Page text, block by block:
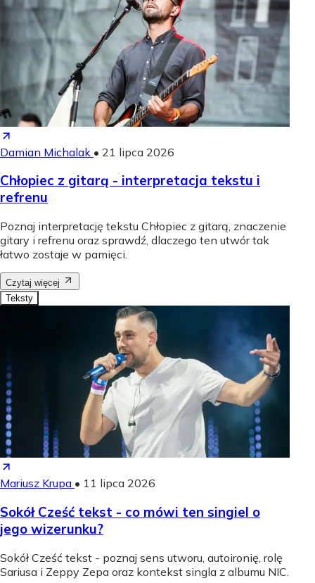
Damian Michalak • 21 lipca 2026
Chłopiec z gitarą - interpretacja tekstu i
refrenu
Poznaj interpretację tekstu Chłopiec z gitarą, znaczenie
gitary i refrenu oraz sprawdź, dlaczego ten utwór tak
łatwo zostaje w pamięci.
Czytaj więcej
Teksty
Mariusz Krupa • 11 lipca 2026
Sokół Cześć tekst - co mówi ten singiel o
jego wizerunku?
Sokół Cześć tekst - poznaj sens utworu, autoironię, rolę
Sariusa i Zeppy Zepa oraz kontekst singla z albumu NIC.